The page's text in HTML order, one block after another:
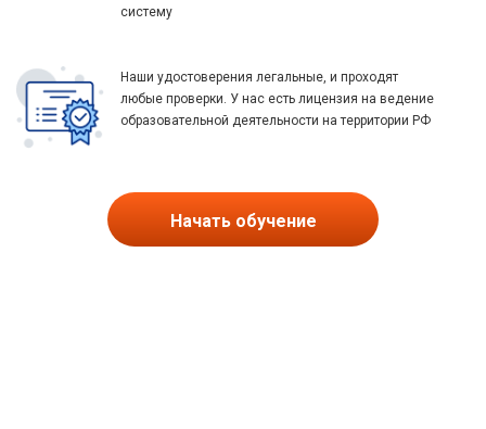
систему
Наши удостоверения легальные, и проходят
любые проверки. У нас есть лицензия на ведение
образовательной деятельности на территории РФ
Начать обучение